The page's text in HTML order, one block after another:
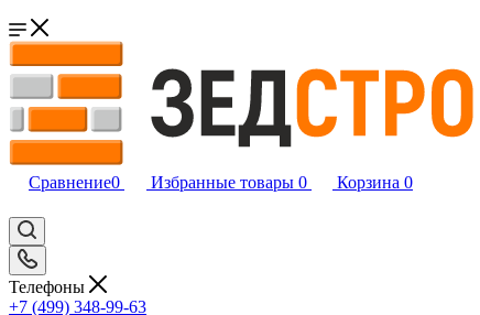
Сравнение0 Избранные товары 0 Корзина 0
Телефоны
+7 (499) 348-99-63